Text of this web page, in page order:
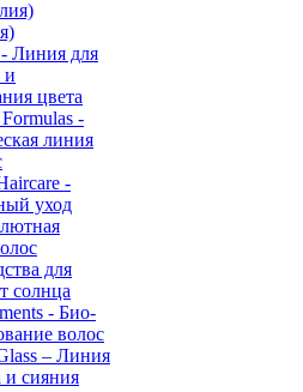
Линия для
и
цвета
-
линия
-
уход
для
солнца
- Био-
волос
– Линия
и сияния